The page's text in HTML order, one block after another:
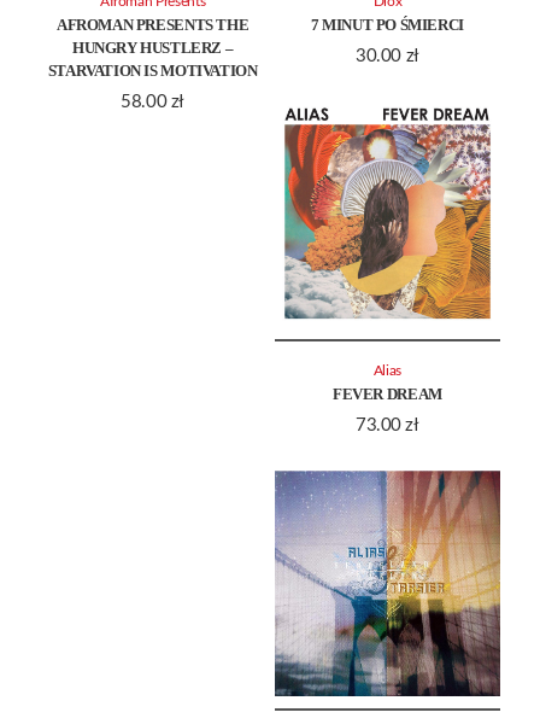
AFROMAN PRESENTS THE
HUNGRY HUSTLERZ –
STARVATION IS MOTIVATION
58.00 zł
7 MINUT PO ŚMIERCI
30.00 zł
FEVER DREAM
73.00zł
Alias